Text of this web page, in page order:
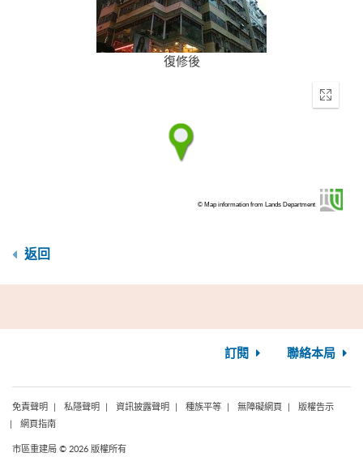
復修後
Enter
© Map information from Lands Department
返回
訂閱 聯絡本局
免責聲明 私隱聲明 資訊披露聲明 種族平等 無障礙網頁
版權告示
網頁指南
市區重建局 © 2026 版權所有